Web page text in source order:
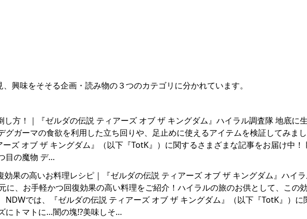
興味をそそる企画・読み物の３つのカテゴリに分かれています。
方！｜『ゼルダの伝説 ティアーズ オブ ザ キングダム』ハイラル調査隊 地底に
ガーマの食欲を利用した立ち回りや、足止めに使えるアイテムを検証してみまし
ズ オブ ザ キングダム』（以下『TotK』）に関するさまざまな記事をお届け中！
目の魔物 デ…
果の高いお料理レシピ｜『ゼルダの伝説 ティアーズ オブ ザ キングダム』ハイ
に、お手軽かつ回復効果の高い料理をご紹介！ハイラルの旅のお供として、この
NDWでは、『ゼルダの伝説 ティアーズ オブ ザ キングダム』（以下『TotK』）に
にトマトに…闇の塊!?美味しそ…